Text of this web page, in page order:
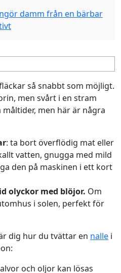
damm från en bärbar
så snabbt som möjligt.
men svårt i en stram
men här är några
: ta bort överflödig mat eller
vatten, gnugga med mild
den på maskinen i ett kort
olyckor med blöjor. Om
i solen, perfekt för
dig hur du tvättar en nalle i
och oljor kan lösas